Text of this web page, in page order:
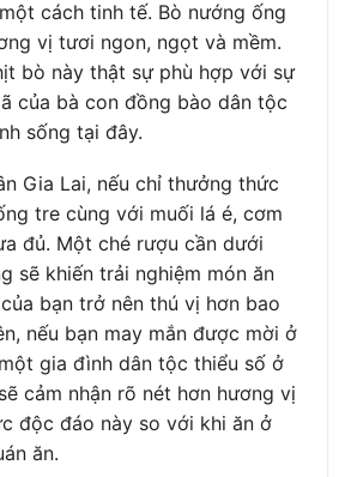
cách tinh tế. Bò nướng ống
vị tươi ngon, ngọt và mềm.
bò này thật sự phù hợp với sự
của bà con đồng bào dân tộc
sống tại đây.
Gia Lai, nếu chỉ thưởng thức
tre cùng với muối lá é, cơm
đủ. Một ché rượu cần dưới
sẽ khiến trải nghiệm món ăn
bạn trở nên thú vị hơn bao
nếu bạn may mắn được mời ở
gia đình dân tộc thiểu số ở
cảm nhận rõ nét hơn hương vị
độc đáo này so với khi ăn ở
ăn.